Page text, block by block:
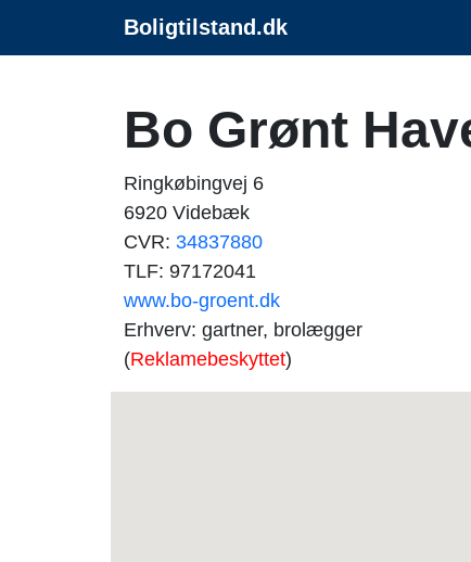
Boligtilstand.dk
Bo Grønt
Ringkøbingvej 6
6920 Videbæk
CVR: 34837880
TLF: 97172041
www.bo-groent.dk
Erhverv: gartner, brolægger
(Reklamebeskyttet)